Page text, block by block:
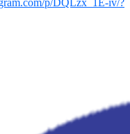
p/DQLzx_1E-iv/?